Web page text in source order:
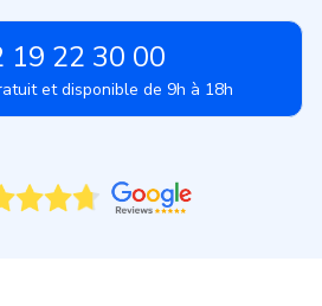
19 22 30 00
et disponible de 9h à 18h